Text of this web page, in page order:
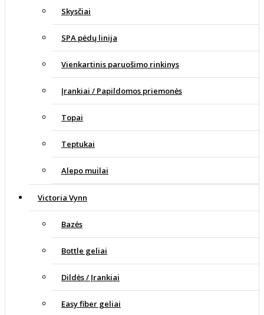
Skysčiai
SPA pėdų linija
Vienkartinis paruošimo rinkinys
Įrankiai / Papildomos priemonės
Topai
Teptukai
Alepo muilai
Victoria Vynn
Bazės
Bottle geliai
Dildės / Įrankiai
Easy fiber geliai